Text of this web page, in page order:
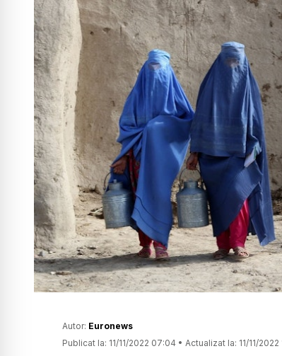
Autor: Euronews
Publicat la: 11/11/2022 07:04 • Actualizat la: 11/11/